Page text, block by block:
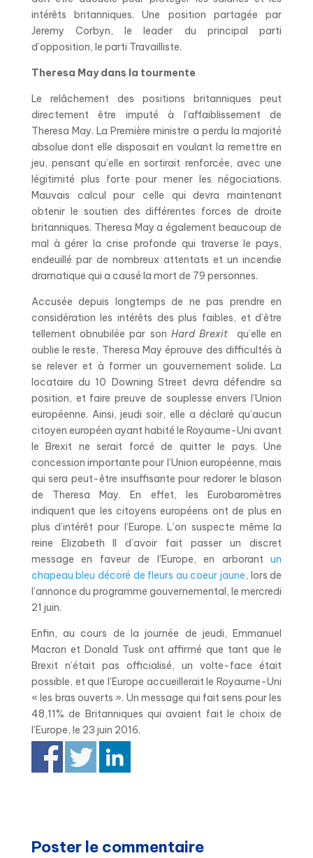
intérêts britanniques. Une position partagée par
Jeremy Corbyn, le leader du principal parti
d’opposition, le parti Travailliste.
Theresa May dans la tourmente
Le relâchement des positions britanniques peut
directement être imputé à l’affaiblissement de
Theresa May. La Première ministre a perdu la majorité
absolue dont elle disposait en voulant la remettre en
jeu, pensant qu’elle en sortirait renforcée, avec une
légitimité plus forte pour mener les négociations.
Mauvais calcul pour celle qui devra maintenant
obtenir le soutien des différentes forces de droite
britanniques. Theresa May a également beaucoup de
mal à gérer la crise profonde qui traverse le pays,
endeuillé par de nombreux attentats et un incendie
dramatique qui a causé la mort de 79 personnes.
Accusée depuis longtemps de ne pas prendre en
considération les intérêts des plus faibles, et d’être
tellement obnubilée par son Hard Brexit
qu’elle en
oublie le reste, Theresa May éprouve des difficultés à
se relever et à former un gouvernement solide. La
locataire du 10 Downing Street devra défendre sa
position, et faire preuve de souplesse envers l’Union
européenne. Ainsi, jeudi soir, elle a déclaré qu’aucun
citoyen européen ayant habité le Royaume-Uni avant
le Brexit ne serait forcé de quitter le pays. Une
concession importante pour l’Union européenne, mais
qui sera peut-être insuffisante pour redorer le blason
de Theresa May. En effet, les Eurobaromètres
indiquent que les citoyens européens ont de plus en
plus d’intérêt pour l’Europe. L’on suspecte même la
reine Elizabeth II d’avoir fait passer un discret
message en faveur de l’Europe, en arborantun
chapeau bleu décoré de fleurs au coeur jaune, lors de
l’annonce du programme gouvernemental, le mercredi
21 juin.
Enfin, au cours de la journée de jeudi, Emmanuel
Macron et Donald Tusk ont affirmé que tant que le
Brexit n’était pas officialisé, un volte-face était
possible, et que l’Europe accueillerait le Royaume-Uni
« les bras ouverts ». Un message qui fait sens pour les
48,11% de Britanniques qui avaient fait le choix de
l’Europe, le 23 juin 2016.
Poster le commentaire